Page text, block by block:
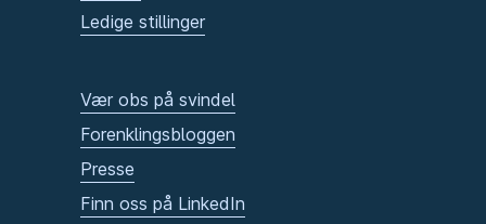
Ledige stillinger
Vær obs på svindel
Forenklingsbloggen
Presse
Finn oss på LinkedIn